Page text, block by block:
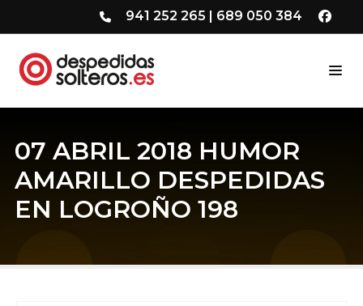
941 252 265 | 689 050 384
07 ABRIL 2018 HUMOR
AMARILLO DESPEDIDAS
EN LOGROÑO 198